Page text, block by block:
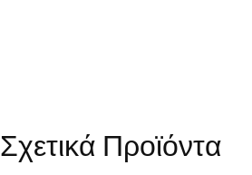
Σχετικά Προϊόντα